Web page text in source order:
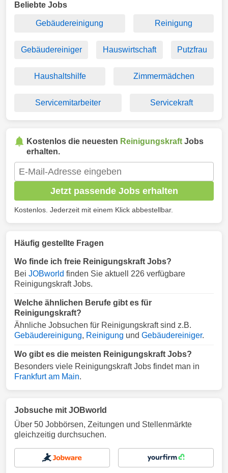
Beliebte Jobs
Gebäudereinigung Reinigung
Gebäudereiniger Hauswirtschaft Putzfrau
Haushaltshilfe Zimmermädchen
Servicemitarbeiter Servicekraft
Kostenlos die neuesten Reinigungskraft Jobs
erhalten.
Jetzt passende Jobs erhalten
Kostenlos. Jederzeit mit einem Klick abbestellbar.
Häufig gestellte Fragen
Wo finde ich freie Reinigungskraft Jobs?
Bei JOBworld finden Sie aktuell 226 verfügbare
Reinigungskraft Jobs.
Welche ähnlichen Berufe gibt es für
Reinigungskraft?
Ähnliche Jobsuchen für Reinigungskraft sind z.B.
Gebäudereinigung, Reinigung und Gebäudereiniger.
Wo gibt es die meisten Reinigungskraft Jobs?
Besonders viele Reinigungskraft Jobs findet man in
Frankfurt am Main.
Jobsuche mit JOBworld
Über 50 Jobbörsen, Zeitungen und Stellenmärkte
gleichzeitig durchsuchen.